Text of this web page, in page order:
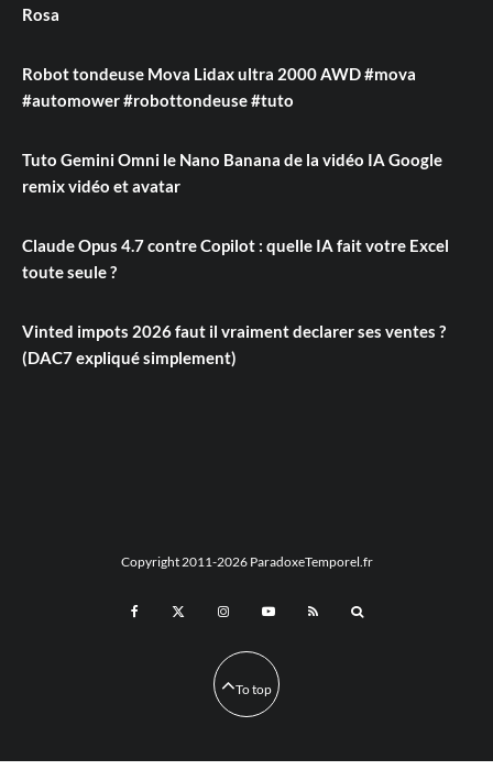
Rosa
Robot tondeuse Mova Lidax ultra 2000 AWD #mova
#automower #robottondeuse #tuto
Tuto Gemini Omni le Nano Banana de la vidéo IA Google
remix vidéo et avatar
Claude Opus 4.7 contre Copilot : quelle IA fait votre Excel
toute seule ?
Vinted impots 2026 faut il vraiment declarer ses ventes ?
(DAC7 expliqué simplement)
Copyright 2011-2026 ParadoxeTemporel.fr
To top